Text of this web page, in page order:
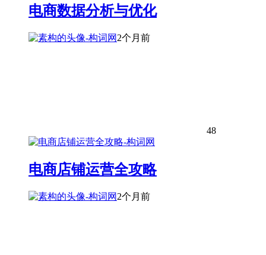
电商数据分析与优化
2个月前
48
电商店铺运营全攻略
2个月前